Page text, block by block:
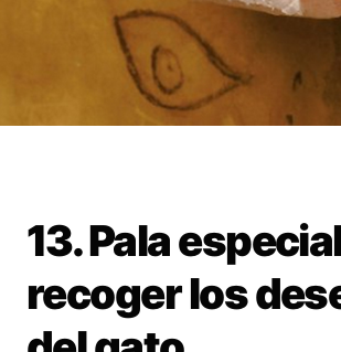
13. Pala
recoger los